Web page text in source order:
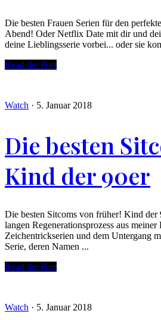
Die besten Frauen Serien für den
Abend! Oder Netflix Date mit dir und
deine Lieblingsserie vorbei... oder sie
Read the Post
Watch · 5. Januar 2018
Die besten
Kind der 90er
Die besten Sitcoms von früher! Kind der
langen Regenerationsprozess aus
Zeichentrickserien und dem Untergang
Serie, deren Namen ...
Read the Post
Watch · 5. Januar 2018